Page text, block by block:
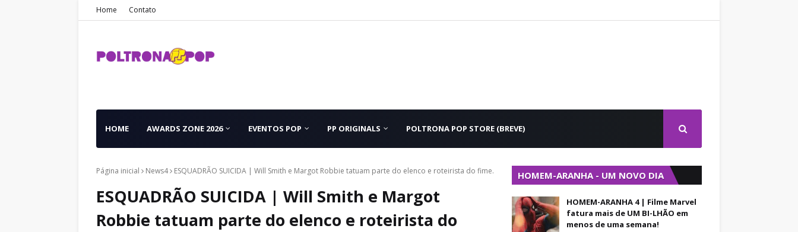
Home Contato
HOME AWARDS ZONE 2026 EVENTOS POP PP ORIGINALS POLTRONA POP STORE (BREVE)
Página inicial News4 ESQUADRÃO SUICIDA | Will Smith e Margot Robbie tatuam parte do elenco e roteirista do fime.
ESQUADRÃO SUICIDA | Will Smith e Margot
Robbie tatuam parte do elenco e roteirista do
HOMEM-ARANHA - UM NOVO DIA
HOMEM-ARANHA 4 | Filme Marvel
fatura mais de UM BI-LHÃO em
menos de uma semana!